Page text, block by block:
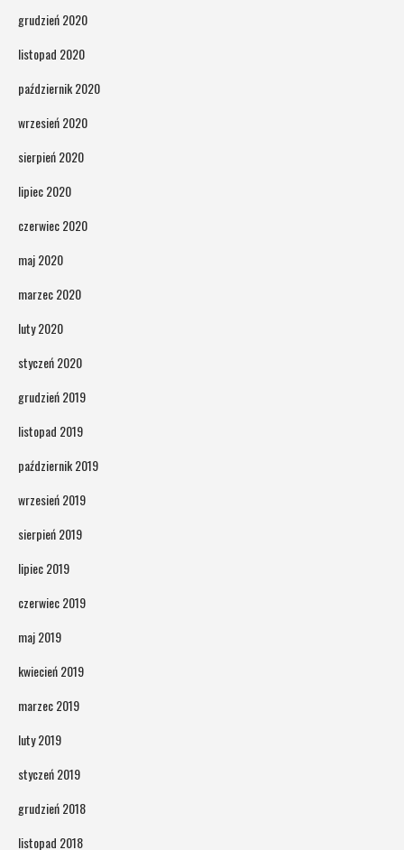
grudzień 2020
listopad 2020
październik 2020
wrzesień 2020
sierpień 2020
lipiec 2020
czerwiec 2020
maj 2020
marzec 2020
luty 2020
styczeń 2020
grudzień 2019
listopad 2019
październik 2019
wrzesień 2019
sierpień 2019
lipiec 2019
czerwiec 2019
maj 2019
kwiecień 2019
marzec 2019
luty 2019
styczeń 2019
grudzień 2018
listopad 2018